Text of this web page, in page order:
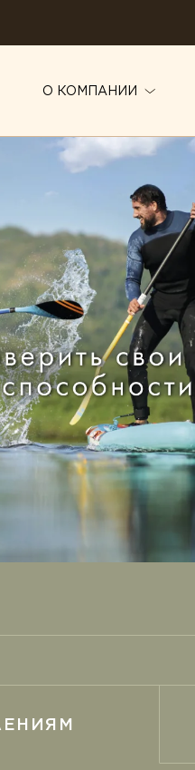
здоровье
под защитой
здоровья ЖКТ
пищеварение
и фитнес
О КОМПАНИИ